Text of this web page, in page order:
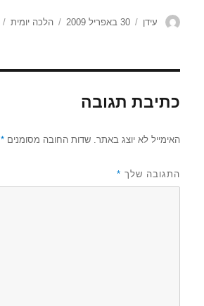
מחבר
עידן
פורסם
30 באפריל 2009 קטגוריות
הלכה יומית
כתיבת תגובה
האימייל לא יוצג באתר. שדות החובה מסומנים*
התגובה שלך *